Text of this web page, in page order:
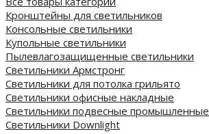
Кронштейны для светильников
Консольные светильники
Купольные светильники
Пылевлагозащищенные светильники
Светильники Армстронг
Светильники для потолка грильято
Светильники офисные накладные
Светильники подвесные промышленные
Светильники Downlight